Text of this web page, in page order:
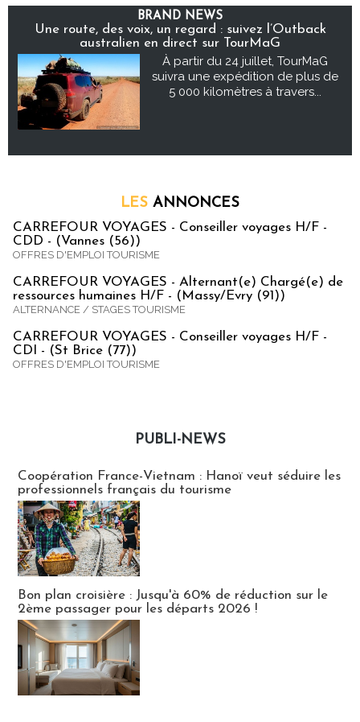
BRAND NEWS
Une route, des voix, un regard : suivez l’Outback
australien en direct sur TourMaG
À partir du 24 juillet, TourMaG
suivra une expédition de plus de
5 000 kilomètres à travers...
LES ANNONCES
CARREFOUR VOYAGES - Conseiller voyages H/F -
CDD - (Vannes (56))
OFFRES D'EMPLOI TOURISME
CARREFOUR VOYAGES - Alternant(e) Chargé(e) de
ressources humaines H/F - (Massy/Evry (91))
ALTERNANCE / STAGES TOURISME
CARREFOUR VOYAGES - Conseiller voyages H/F -
CDI - (St Brice (77))
OFFRES D'EMPLOI TOURISME
PUBLI-NEWS
Coopération France-Vietnam : Hanoï veut séduire les
professionnels français du tourisme
Bon plan croisière : Jusqu'à 60% de réduction sur le
2ème passager pour les départs 2026 !